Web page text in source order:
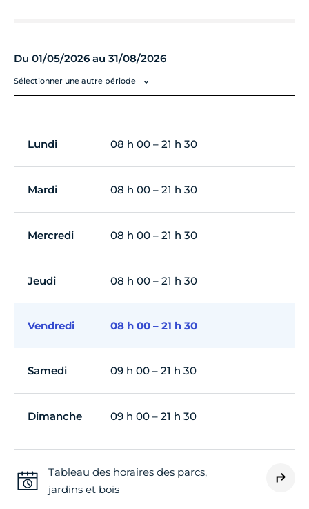
Du 01/05/2026 au 31/08/2026
Sélectionner une autre période
Lundi 08 h 00 – 21 h 30
Mardi 08 h 00 – 21 h 30
Mercredi 08 h 00 – 21 h 30
Jeudi 08 h 00 – 21 h 30
Vendredi 08 h 00 – 21 h 30
Samedi 09 h 00 – 21 h 30
Dimanche 09 h 00 – 21 h 30
Tableau des horaires des parcs,
jardins et bois